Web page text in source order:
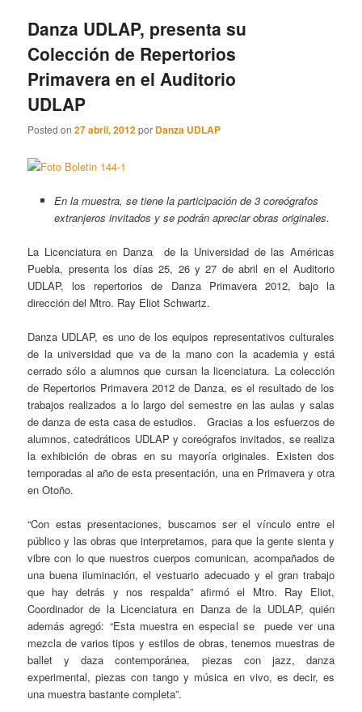
Danza UDLAP, presenta su
Colección de Repertorios
Primavera en el Auditorio
UDLAP
Posted on27 abril, 2012por Danza UDLAP
En la muestra, se tiene la participación de 3 coreógrafos
extranjeros invitados y se podrán apreciar obras originales.
La Licenciatura en Danza de la Universidad de las Américas
Puebla, presenta los días 25, 26 y 27 de abril en el Auditorio
UDLAP, los repertorios de Danza Primavera 2012, bajo la
dirección del Mtro. Ray Eliot Schwartz.
Danza UDLAP, es uno de los equipos representativos culturales
de la universidad que va de la mano con la academia y está
cerrado sólo a alumnos que cursan la licenciatura. La colección
de Repertorios Primavera 2012 de Danza, es el resultado de los
trabajos realizados a lo largo del semestre en las aulas y salas
de danza de esta casa de estudios. Gracias a los esfuerzos de
alumnos, catedráticos UDLAP y coreógrafos invitados, se realiza
la exhibición de obras en su mayoría originales. Existen dos
temporadas al año de esta presentación, una en Primavera y otra
en Otoño.
“Con estas presentaciones, buscamos ser el vínculo entre el
público y las obras que interpretamos, para que la gente sienta y
vibre con lo que nuestros cuerpos comunican, acompañados de
una buena iluminación, el vestuario adecuado y el gran trabajo
que hay detrás y nos respalda” afirmó el Mtro. Ray Eliot,
Coordinador de la Licenciatura en Danza de la UDLAP, quién
además agregó: “Esta muestra en especial se puede ver una
mezcla de varios tipos y estilos de obras, tenemos muestras de
ballet y daza contemporánea, piezas con jazz, danza
experimental, piezas con tango y música en vivo, es decir, es
una muestra bastante completa”.